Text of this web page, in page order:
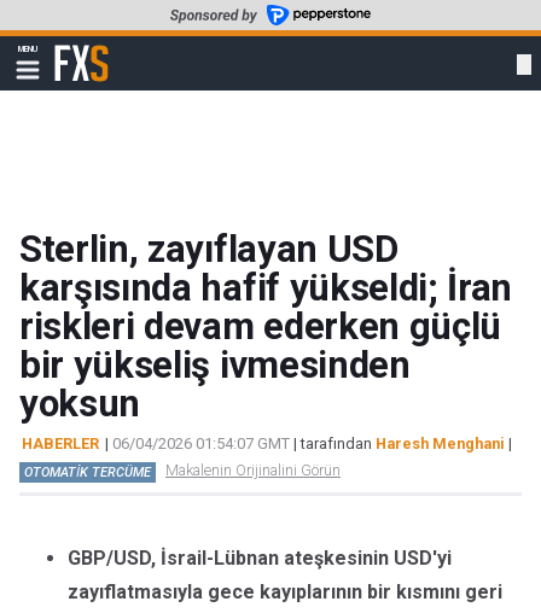
to
main
content
MENU
Show
navigation
FXStreet
Sterlin, zayıflayan USD
karşısında hafif yükseldi; İran
riskleri devam ederken güçlü
bir yükseliş ivmesinden
yoksun
HABERLER | 06/04/2026 01:54:07 GMT | tarafından Haresh Menghani |
OTOMATİK TERCÜME Makalenin Orijinalini Görün
GBP/USD, İsrail-Lübnan ateşkesinin USD'yi
zayıflatmasıyla gece kayıplarının bir kısmını geri